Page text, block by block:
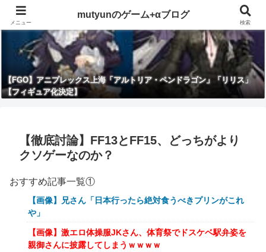
【FGO】アニプレックス上海「アルトリア・ペンドラゴン」「リリス」
【フィギュア化決定】
【徹底討論】FF13とFF15、どっちがより
クソゲーなのか？
おすすめ記事一覧①
【画像】兄さん「日本行ったら絶対食うべきプリンがこれ
や」
【画像】激エロ体操服JKさん、体育祭でドスケベ駅弁姿を
親御さんに披露してしまうｗｗｗｗ
メニュー
mutyunのゲーム+αブログ
検索